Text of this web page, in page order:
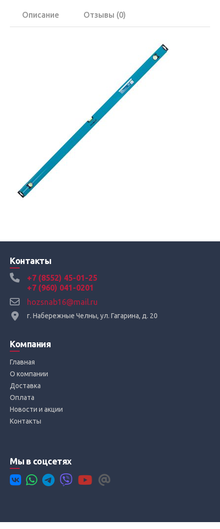
Описание Отзывы (0)
Контакты
+7 (8552) 45-01-25
+7 (960) 041-0201
hozsnab16@mail.ru
г. Набережные Челны, ул. Гагарина, д. 20
Компания
Главная
О компании
Доставка
Оплата
Новости и акции
Контакты
Мы в соцсетях